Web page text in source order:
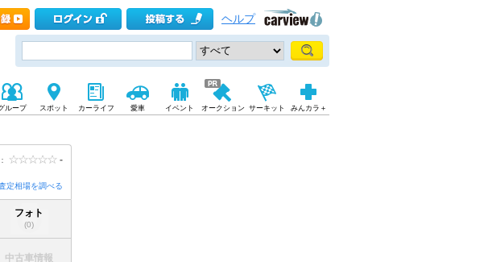
ヘルプ
ループ スポット カーライフ 愛車 イベント オークション サーキット みんカラ＋
-
定相場を調べる
フォト
(0)
中古車情報